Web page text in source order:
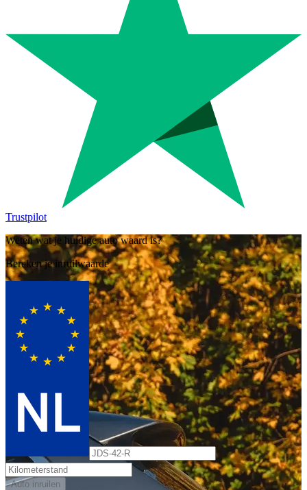
Trustpilot
Weten wat je huidige auto waard is?
Bereken je inruilwaarde
Auto inruilen